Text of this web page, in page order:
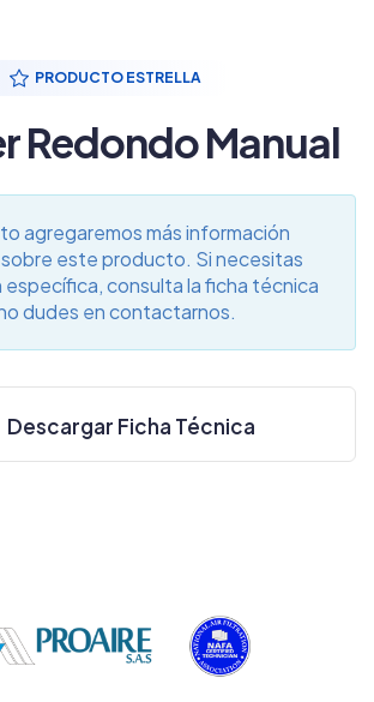
PRODUCTO ESTRELLA
Redondo Manual
agregaremos más información
este producto. Si necesitas
específica, consulta la ficha técnica
dudes en contactarnos.
Descargar Ficha Técnica